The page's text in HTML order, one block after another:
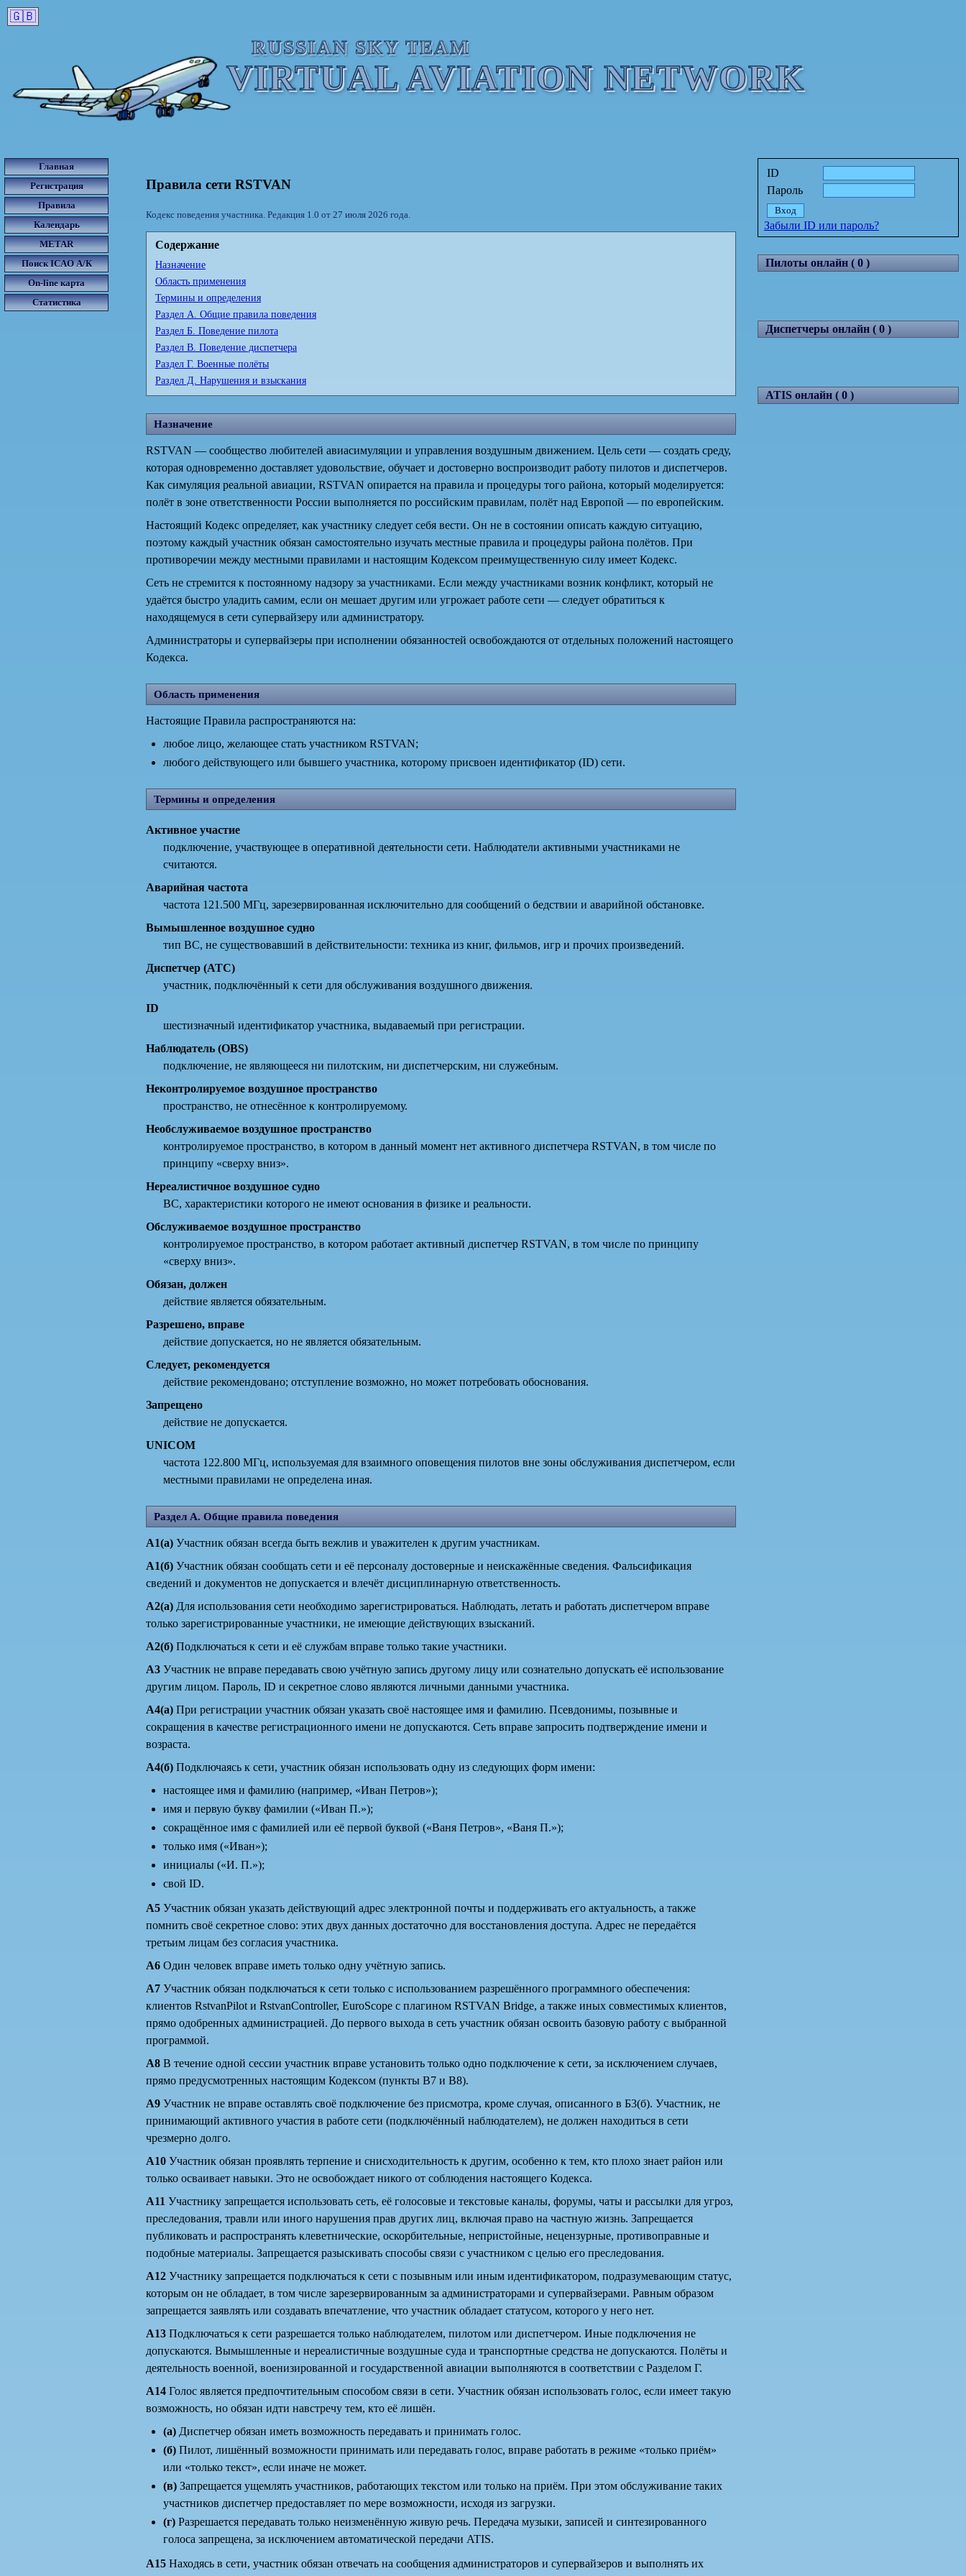
🇬🇧
RUSSIAN SKY TEAM
VIRTUAL AVIATION NETWORK
Главная
Регистрация
Правила
Календарь
METAR
Поиск ICAO А/К
On-line карта
Статистика
Правила сети RSTVAN
Кодекс поведения участника. Редакция 1.0 от 27 июля 2026 года.
Содержание
Назначение
Область применения
Термины и определения
Раздел А. Общие правила поведения
Раздел Б. Поведение пилота
Раздел В. Поведение диспетчера
Раздел Г. Военные полёты
Раздел Д. Нарушения и взыскания
Назначение
RSTVAN — сообщество любителей авиасимуляции и управления воздушным движением. Цель сети — создать среду,
которая одновременно доставляет удовольствие, обучает и достоверно воспроизводит работу пилотов и диспетчеров.
Как симуляция реальной авиации, RSTVAN опирается на правила и процедуры того района, который моделируется:
полёт в зоне ответственности России выполняется по российским правилам, полёт над Европой — по европейским.
Настоящий Кодекс определяет, как участнику следует себя вести. Он не в состоянии описать каждую ситуацию,
поэтому каждый участник обязан самостоятельно изучать местные правила и процедуры района полётов. При
противоречии между местными правилами и настоящим Кодексом преимущественную силу имеет Кодекс.
Сеть не стремится к постоянному надзору за участниками. Если между участниками возник конфликт, который не
удаётся быстро уладить самим, если он мешает другим или угрожает работе сети — следует обратиться к
находящемуся в сети супервайзеру или администратору.
Администраторы и супервайзеры при исполнении обязанностей освобождаются от отдельных положений настоящего
Кодекса.
Область применения
Настоящие Правила распространяются на:
любое лицо, желающее стать участником RSTVAN;
любого действующего или бывшего участника, которому присвоен идентификатор (ID) сети.
Термины и определения
Активное участие
подключение, участвующее в оперативной деятельности сети. Наблюдатели активными участниками не
считаются.
Аварийная частота
частота 121.500 МГц, зарезервированная исключительно для сообщений о бедствии и аварийной обстановке.
Вымышленное воздушное судно
тип ВС, не существовавший в действительности: техника из книг, фильмов, игр и прочих произведений.
Диспетчер (ATC)
участник, подключённый к сети для обслуживания воздушного движения.
ID
шестизначный идентификатор участника, выдаваемый при регистрации.
Наблюдатель (OBS)
подключение, не являющееся ни пилотским, ни диспетчерским, ни служебным.
Неконтролируемое воздушное пространство
пространство, не отнесённое к контролируемому.
Необслуживаемое воздушное пространство
контролируемое пространство, в котором в данный момент нет активного диспетчера RSTVAN, в том числе по
принципу «сверху вниз».
Нереалистичное воздушное судно
ВС, характеристики которого не имеют основания в физике и реальности.
Обслуживаемое воздушное пространство
контролируемое пространство, в котором работает активный диспетчер RSTVAN, в том числе по принципу
«сверху вниз».
Обязан, должен
действие является обязательным.
Разрешено, вправе
действие допускается, но не является обязательным.
Следует, рекомендуется
действие рекомендовано; отступление возможно, но может потребовать обоснования.
Запрещено
действие не допускается.
UNICOM
частота 122.800 МГц, используемая для взаимного оповещения пилотов вне зоны обслуживания диспетчером, если
местными правилами не определена иная.
Раздел А. Общие правила поведения
А1(а) Участник обязан всегда быть вежлив и уважителен к другим участникам.
А1(б) Участник обязан сообщать сети и её персоналу достоверные и неискажённые сведения. Фальсификация
сведений и документов не допускается и влечёт дисциплинарную ответственность.
А2(а) Для использования сети необходимо зарегистрироваться. Наблюдать, летать и работать диспетчером вправе
только зарегистрированные участники, не имеющие действующих взысканий.
А2(б) Подключаться к сети и её службам вправе только такие участники.
А3 Участник не вправе передавать свою учётную запись другому лицу или сознательно допускать её использование
другим лицом. Пароль, ID и секретное слово являются личными данными участника.
А4(а) При регистрации участник обязан указать своё настоящее имя и фамилию. Псевдонимы, позывные и
сокращения в качестве регистрационного имени не допускаются. Сеть вправе запросить подтверждение имени и
возраста.
А4(б) Подключаясь к сети, участник обязан использовать одну из следующих форм имени:
настоящее имя и фамилию (например, «Иван Петров»);
имя и первую букву фамилии («Иван П.»);
сокращённое имя с фамилией или её первой буквой («Ваня Петров», «Ваня П.»);
только имя («Иван»);
инициалы («И. П.»);
свой ID.
А5 Участник обязан указать действующий адрес электронной почты и поддерживать его актуальность, а также
помнить своё секретное слово: этих двух данных достаточно для восстановления доступа. Адрес не передаётся
третьим лицам без согласия участника.
А6 Один человек вправе иметь только одну учётную запись.
А7 Участник обязан подключаться к сети только с использованием разрешённого программного обеспечения:
клиентов RstvanPilot и RstvanController, EuroScope с плагином RSTVAN Bridge, а также иных совместимых клиентов,
прямо одобренных администрацией. До первого выхода в сеть участник обязан освоить базовую работу с выбранной
программой.
А8 В течение одной сессии участник вправе установить только одно подключение к сети, за исключением случаев,
прямо предусмотренных настоящим Кодексом (пункты В7 и В8).
А9 Участник не вправе оставлять своё подключение без присмотра, кроме случая, описанного в Б3(б). Участник, не
принимающий активного участия в работе сети (подключённый наблюдателем), не должен находиться в сети
чрезмерно долго.
А10 Участник обязан проявлять терпение и снисходительность к другим, особенно к тем, кто плохо знает район или
только осваивает навыки. Это не освобождает никого от соблюдения настоящего Кодекса.
А11 Участнику запрещается использовать сеть, её голосовые и текстовые каналы, форумы, чаты и рассылки для угроз,
преследования, травли или иного нарушения прав других лиц, включая право на частную жизнь. Запрещается
публиковать и распространять клеветнические, оскорбительные, непристойные, нецензурные, противоправные и
подобные материалы. Запрещается разыскивать способы связи с участником с целью его преследования.
А12 Участнику запрещается подключаться к сети с позывным или иным идентификатором, подразумевающим статус,
которым он не обладает, в том числе зарезервированным за администраторами и супервайзерами. Равным образом
запрещается заявлять или создавать впечатление, что участник обладает статусом, которого у него нет.
А13 Подключаться к сети разрешается только наблюдателем, пилотом или диспетчером. Иные подключения не
допускаются. Вымышленные и нереалистичные воздушные суда и транспортные средства не допускаются. Полёты и
деятельность военной, военизированной и государственной авиации выполняются в соответствии с Разделом Г.
А14 Голос является предпочтительным способом связи в сети. Участник обязан использовать голос, если имеет такую
возможность, но обязан идти навстречу тем, кто её лишён.
(а) Диспетчер обязан иметь возможность передавать и принимать голос.
(б) Пилот, лишённый возможности принимать или передавать голос, вправе работать в режиме «только приём»
или «только текст», если иначе не может.
(в) Запрещается ущемлять участников, работающих текстом или только на приём. При этом обслуживание таких
участников диспетчер предоставляет по мере возможности, исходя из загрузки.
(г) Разрешается передавать только неизменённую живую речь. Передача музыки, записей и синтезированного
голоса запрещена, за исключением автоматической передачи ATIS.
А15 Находясь в сети, участник обязан отвечать на сообщения администраторов и супервайзеров и выполнять их
ID
Пароль
Забыли ID или пароль?
Пилоты онлайн ( 0 )
Диспетчеры онлайн ( 0 )
ATIS онлайн ( 0 )